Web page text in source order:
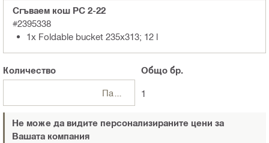
Сгъваем кош PC 2-22
#2395338
1x Foldable bucket 235x313; 12 l
Количество Общо бр.
1
Не може да видите персонализираните цени за
Вашата компания